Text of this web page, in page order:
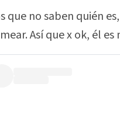
que no saben quién
Así que x ok, él es